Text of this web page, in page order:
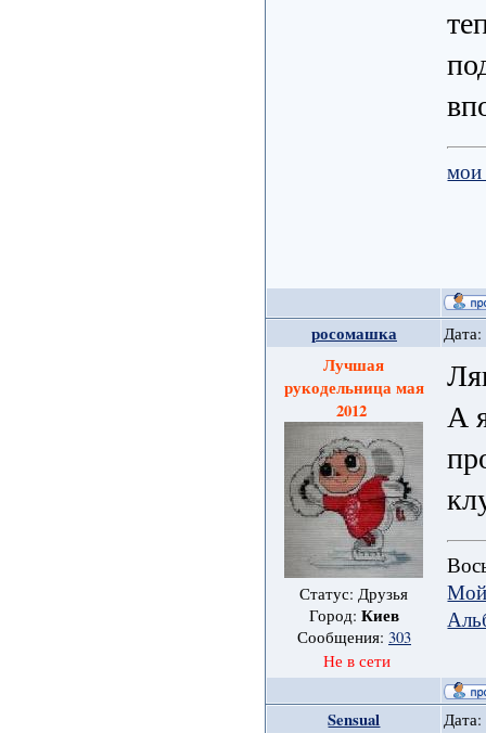
мои
росомашка
Лучшая
рукодельница мая
2012
Статус: Друзья
Город: Киев
Сообщения: 303
Не в сети
А
Sensual